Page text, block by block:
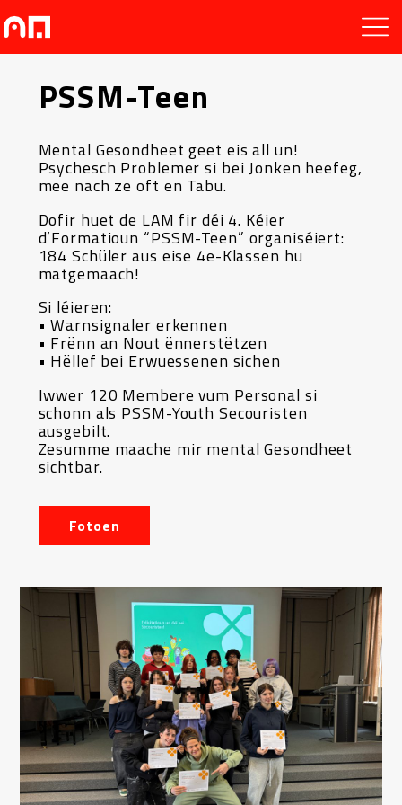
PSSM-Teen
Mental Gesondheet geet eis all un!
Psychesch Problemer si bei Jonken heefeg,
mee nach ze oft en Tabu.
Dofir huet de LAM fir déi 4. Kéier
d’Formatioun “PSSM-Teen” organiséiert:
184 Schüler aus eise 4e-Klassen hu
matgemaach!
Si léieren:
• Warnsignaler erkennen
• Frënn an Nout ënnerstëtzen
• Hëllef bei Erwuessenen sichen
Iwwer 120 Membere vum Personal si
schonn als PSSM-Youth Secouristen
ausgebilt.
Zesumme maache mir mental Gesondheet
sichtbar.
Fotoen